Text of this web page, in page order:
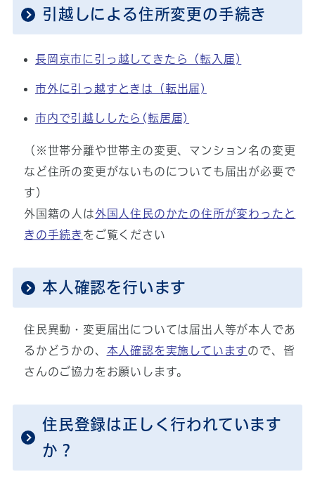
引越しによる住所変更の手続き
長岡京市に引っ越してきたら（転入届)
市外に引っ越すときは（転出届)
市内で引越ししたら(転居届)
（※世帯分離や世帯主の変更、マンション名の変更
など住所の変更がないものについても届出が必要で
す）
外国籍の人は外国人住民のかたの住所が変わったと
きの手続き をご覧ください
本人確認を行います
住民異動・変更届出については届出人等が本人であ
るかどうかの、 本人確認を実施していますので、皆
さんのご協力をお願いします。
住民登録は正しく行われています
か？